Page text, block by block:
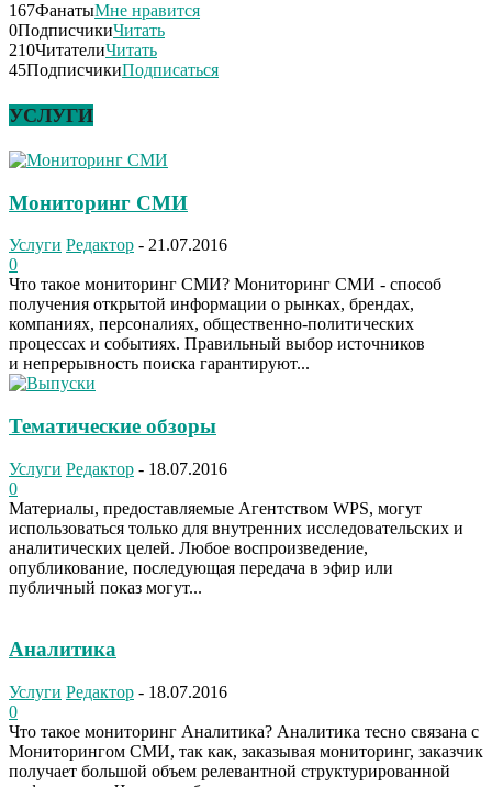
167ФанатыМне нравится
0ПодписчикиЧитать
210ЧитателиЧитать
45ПодписчикиПодписаться
УСЛУГИ
Мониторинг СМИ
Услуги Редактор - 21.07.2016
0
Что такое мониторинг СМИ? Мониторинг СМИ - способ
получения открытой информации о рынках, брендах,
компаниях, персоналиях, общественно-политических
процессах и событиях. Правильный выбор источников
и непрерывность поиска гарантируют...
Тематические обзоры
Услуги Редактор - 18.07.2016
0
Материалы, предоставляемые Агентством WPS, могут
использоваться только для внутренних исследовательских и
аналитических целей. Любое воспроизведение,
опубликование, последующая передача в эфир или
публичный показ могут...
Аналитика
Услуги Редактор - 18.07.2016
0
Что такое мониторинг Аналитика? Аналитика тесно связана с
Мониторингом СМИ, так как, заказывая мониторинг, заказчик
получает большой объем релевантной структурированной